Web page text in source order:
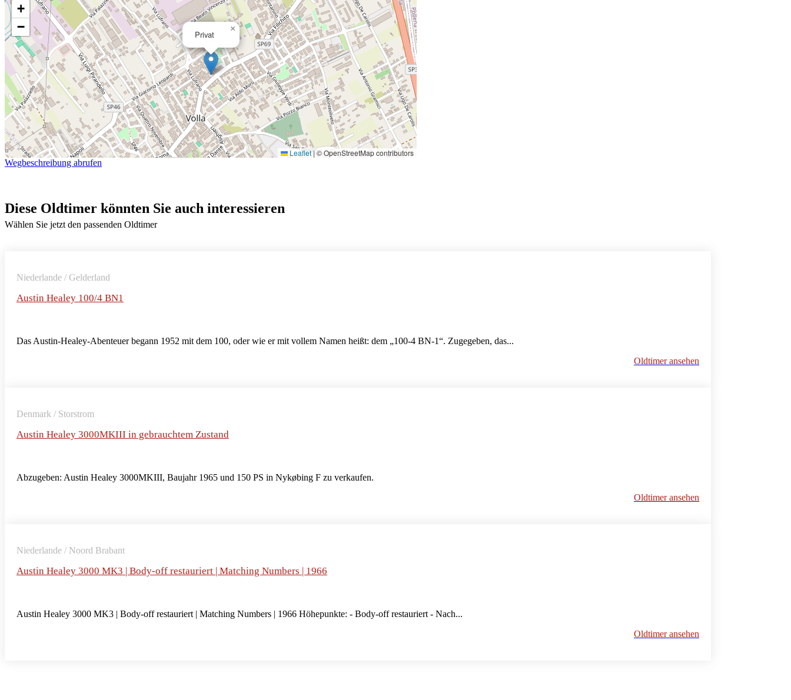
Privat
×
+
−
Leaflet |© OpenStreetMap contributors
Wegbeschreibung abrufen
Diese Oldtimer könnten Sie auch interessieren
Wählen Sie jetzt den passenden Oldtimer
Niederlande / Gelderland
Austin Healey 100/4 BN1
Das Austin-Healey-Abenteuer begann 1952 mit dem 100, oder wie er mit vollem Namen heißt: dem „100-4 BN-1“. Zugegeben, das...
Oldtimer ansehen
Denmark / Storstrom
Austin Healey 3000MKIII in gebrauchtem Zustand
Abzugeben: Austin Healey 3000MKIII, Baujahr 1965 und 150 PS in Nykøbing F zu verkaufen.
Oldtimer ansehen
Niederlande / Noord Brabant
Austin Healey 3000 MK3 | Body-off restauriert | Matching Numbers | 1966
Austin Healey 3000 MK3 | Body-off restauriert | Matching Numbers | 1966 Höhepunkte: - Body-off restauriert - Nach...
Oldtimer ansehen